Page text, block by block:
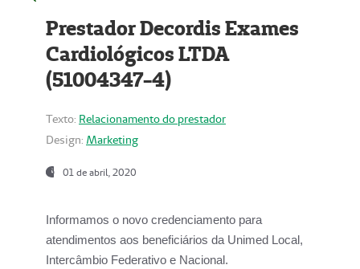
Prestador Decordis Exames
Cardiológicos LTDA
(51004347-4)
Texto: Relacionamento do prestador
Design: Marketing
01 de abril, 2020
Informamos o novo credenciamento para
atendimentos aos beneficiários da Unimed Local,
Intercâmbio Federativo e Nacional.